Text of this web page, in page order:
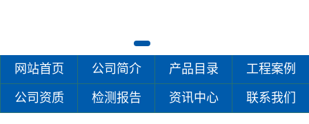
网站首页 公司简介 产品目录 工程案例
公司资质 检测报告 资讯中心 联系我们